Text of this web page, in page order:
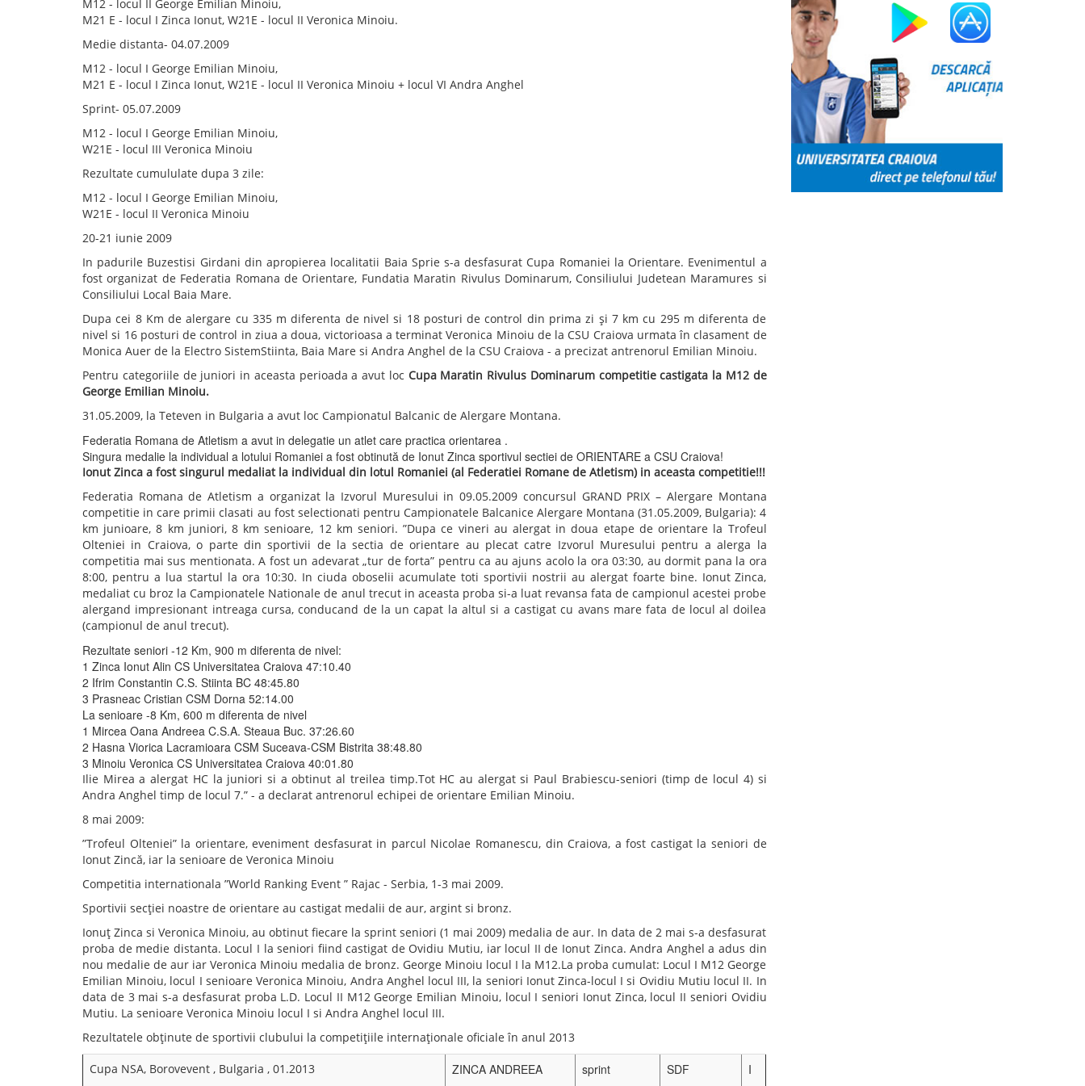
La senioare, echipa CSU Craiova formată din Andra Anghel și Alexia Tudorache a
obținut medalia de aur și titlul național pe echipe, confirmând nivelul ridicat de
pregătire și stabilitatea rezultatelor în ambele probe.
La seniori, echipa CSU Craiova alcătuită din Lucas Tamaș și Alexandru Blejdea a
urcat pe podium, cucerind medalia de bronz în clasamentul pe echipe.
Aur – Campionatul Național de Ștafetă (seniori): Lucas Tamaș – Daniel
Aur – Campionatul Național pe Echipe (senioare): Andra Anghel – Alexia
Bronz – Campionatul Național pe Echipe (seniori): Lucas Tamaș – Alexandru
demonstrând forță colectivă în proba de ștafetă și competitivitate în
clasamentul pe echipe.
ORIENTARE ISTORIC
2009
Sportivii sectiei de orientare au obtinut urmatoarele rezultatele la competitia internationala din Serbia "Kopaonic Open 2009"
World Ranking events:
Lunga distanta (L.D.)-03.07.2009.
M12 - locul II George Emilian Minoiu,
M21 E - locul I Zinca Ionut, W21E - locul II Veronica Minoiu.
Medie distanta- 04.07.2009
M12 - locul I George Emilian Minoiu,
M21 E - locul I Zinca Ionut, W21E - locul II Veronica Minoiu + locul VI Andra Anghel
Sprint- 05.07.2009
M12 - locul I George Emilian Minoiu,
W21E - locul III Veronica Minoiu
Rezultate cumululate dupa 3 zile:
M12 - locul I George Emilian Minoiu,
W21E - locul II Veronica Minoiu
20-21 iunie 2009
In padurile Buzestisi Girdani din apropierea localitatii Baia Sprie s-a desfasurat Cupa Romaniei la Orientare. Evenimentul a
fost organizat de Federatia Romana de Orientare, Fundatia Maratin Rivulus Dominarum, Consiliului Judetean Maramures si
Consiliului Local Baia Mare.
Dupa cei 8 Km de alergare cu 335 m diferenta de nivel si 18 posturi de control din prima zi și 7 km cu 295 m diferenta de
nivel si 16 posturi de control in ziua a doua, victorioasa a terminat Veronica Minoiu de la CSU Craiova urmata în clasament de
Monica Auer de la Electro SistemStiinta, Baia Mare si Andra Anghel de la CSU Craiova - a precizat antrenorul Emilian Minoiu.
Pentru categoriile de juniori in aceasta perioada a avut loc
Cupa Maratin Rivulus Dominarum competitie castigata la M12 de
George Emilian Minoiu.
31.05.2009, la Teteven in Bulgaria a avut loc Campionatul Balcanic de Alergare Montana.
Federatia Romana de Atletism a avut in delegatie un atlet care practica orientarea .
Singura medalie la individual a lotului Romaniei a fost obtinută de Ionut Zinca sportivul sectiei de ORIENTARE a CSU Craiova!
Ionut Zinca a fost singurul medaliat la individual din lotul Romaniei (al Federatiei Romane de Atletism) in aceasta competitie!!!
Federatia Romana de Atletism a organizat la Izvorul Muresului in 09.05.2009 concursul GRAND PRIX – Alergare Montana
competitie in care primii clasati au fost selectionati pentru Campionatele Balcanice Alergare Montana (31.05.2009, Bulgaria): 4
km junioare, 8 km juniori, 8 km senioare, 12 km seniori. ”Dupa ce vineri au alergat in doua etape de orientare la Trofeul
Olteniei in Craiova, o parte din sportivii de la sectia de orientare au plecat catre Izvorul Muresului pentru a alerga la
competitia mai sus mentionata. A fost un adevarat „tur de forta” pentru ca au ajuns acolo la ora 03:30, au dormit pana la ora